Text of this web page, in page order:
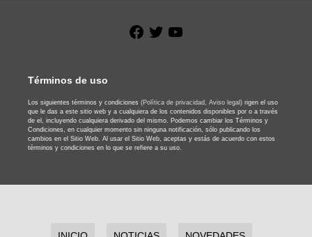
Facebook
Twitter
Términos de uso
Los siguientes términos y condiciones (Política de privacidad, Aviso legal) rigen el uso
que le das a este sitio web y a cualquiera de los contenidos disponibles por o a través
de el, incluyendo cualquiera derivado del mismo. Podemos cambiar los Términos y
Condiciones, en cualquier momento sin ninguna notificación, sólo publicando los
cambios en el Sitio Web. Al usar el Sitio Web, aceptas y estás de acuerdo con estos
términos y condiciones en lo que se refiere a su uso.